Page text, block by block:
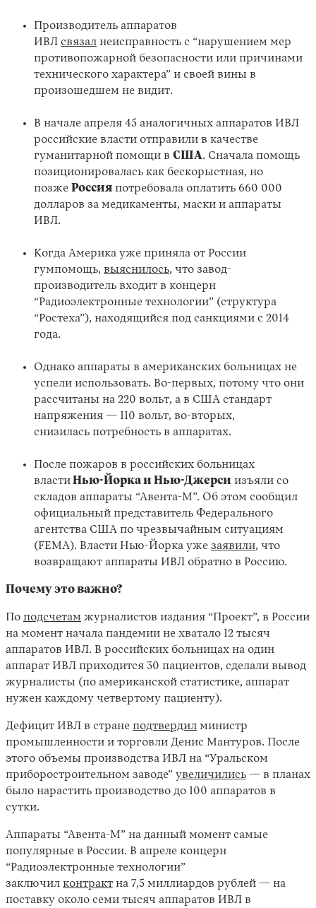
Производитель аппаратов
ИВЛ связал неисправность с “нарушением мер
противопожарной безопасности или причинами
технического характера” и своей вины в
произошедшем не видит.
В начале апреля 45 аналогичных аппаратов ИВЛ
российские власти отправили в качестве
гуманитарной помощи в США. Сначала помощь
позиционировалась как бескорыстная, но
позже Россия потребовала оплатить 660 000
долларов за медикаменты, маски и аппараты
ИВЛ.
Когда Америка уже приняла от России
гумпомощь, выяснилось, что завод-
производитель входит в концерн
“Радиоэлектронные технологии” (структура
“Ростеха”), находящийся под санкциями с 2014
года.
Однако аппараты в американских больницах не
успели использовать. Во-первых, потому что они
рассчитаны на 220 вольт, а в США стандарт
напряжения — 110 вольт, во-вторых,
снизилась потребность в аппаратах.
После пожаров в российских больницах
властиНью-Йорка и Нью-Джерси изъяли со
складов аппараты “Авента-М”. Об этом сообщил
официальный представитель Федерального
агентства США по чрезвычайным ситуациям
(FEMA). Власти Нью-Йорка уже заявили, что
возвращают аппараты ИВЛ обратно в Россию.
Почему это важно?
По подсчетам журналистов издания “Проект”, в России
на момент начала пандемии не хватало 12 тысяч
аппаратов ИВЛ. В российских больницах на один
аппарат ИВЛ приходится 30 пациентов, сделали вывод
журналисты (по американской статистике, аппарат
нужен каждому четвертому пациенту).
Дефицит ИВЛ в стране подтвердил министр
промышленности и торговли Денис Мантуров. После
этого объемы производства ИВЛ на “Уральском
приборостроительном заводе” увеличились — в планах
было нарастить производство до 100 аппаратов в
сутки.
Аппараты “Авента-М” на данный момент самые
популярные в России. В апреле концерн
“Радиоэлектронные технологии”
заключил контракт на 7,5 миллиардов рублей — на
поставку около семи тысяч аппаратов ИВЛ в